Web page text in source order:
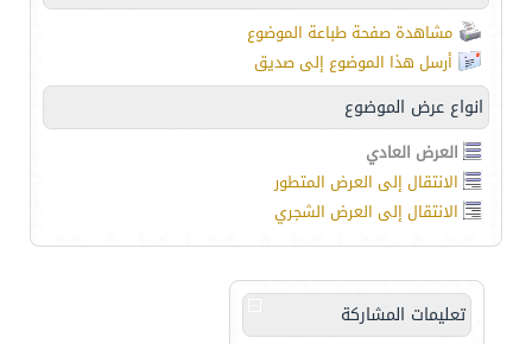
مشاهدة صفحة طباعة الموضوع
أرسل هذا الموضوع إلى صديق
انواع عرض الموضوع
العرض العادي
الانتقال إلى العرض المتطور
الانتقال إلى العرض الشجري
تعليمات المشاركة